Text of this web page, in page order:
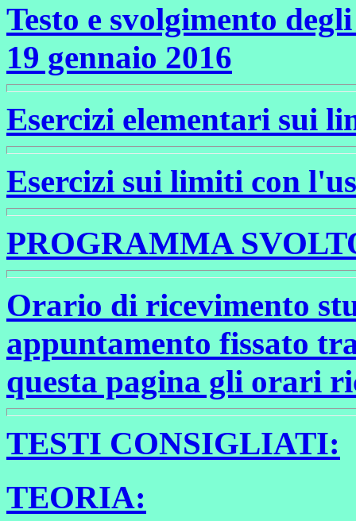
Testo e svolgimento
19 gennaio 2016
Esercizi elementari sui
Esercizi sui limiti con
PROGRAMMA
Orario di ricevimento
appuntamento fissato
questa pagina gli orari
TESTI CONSIGLIATI:
TEORIA: